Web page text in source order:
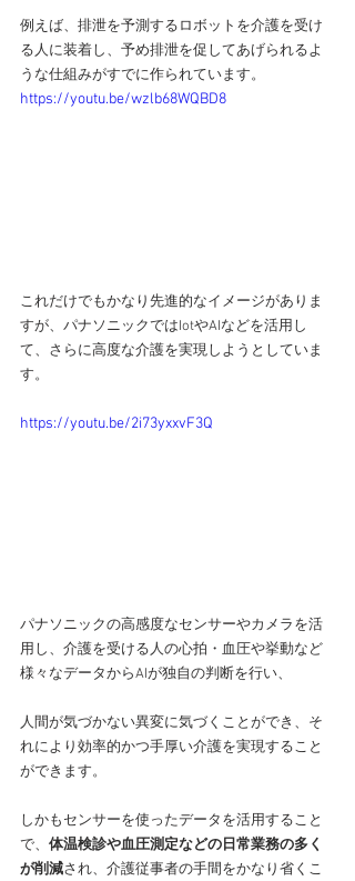
例えば、排泄を予測するロボットを介護を受け
る人に装着し、予め排泄を促してあげられるよ
うな仕組みがすでに作られています。
https://youtu.be/wzlb68WQBD8
これだけでもかなり先進的なイメージがありま
すが、パナソニックではIotやAIなどを活用し
て、さらに高度な介護を実現しようとしていま
す。
https://youtu.be/2i73yxxvF3Q
パナソニックの高感度なセンサーやカメラを活
用し、介護を受ける人の心拍・血圧や挙動など
様々なデータからAIが独自の判断を行い、
人間が気づかない異変に気づくことができ、そ
れにより効率的かつ手厚い介護を実現すること
ができます。
しかもセンサーを使ったデータを活用すること
で、 体温検診や血圧測定などの日常業務の多く
が削減され、介護従事者の手間をかなり省くこ